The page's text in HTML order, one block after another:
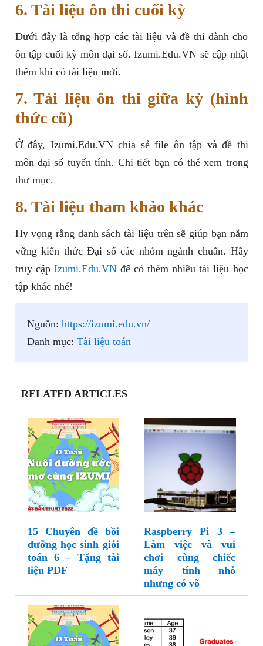
6. Tài liệu ôn thi cuối kỳ
Dưới đây là tổng hợp các tài liệu và đề thi dành cho
ôn tập cuối kỳ môn đại số. Izumi.Edu.VN sẽ cập nhật
thêm khi có tài liệu mới.
7. Tài liệu ôn thi giữa kỳ (hình
thức cũ)
Ở đây, Izumi.Edu.VN chia sẻ file ôn tập và đề thi
môn đại số tuyến tính. Chi tiết bạn có thể xem trong
thư mục.
8. Tài liệu tham khảo khác
Hy vọng rằng danh sách tài liệu trên sẽ giúp bạn nắm
vững kiến thức Đại số các nhóm ngành chuẩn. Hãy
truy cập Izumi.Edu.VNđể có thêm nhiều tài liệu học
tập khác nhé!
Nguồn: https://izumi.edu.vn/
Danh mục: Tài liệu toán
RELATED ARTICLES
15 Chuyên đề bồi
dưỡng học sinh giỏi
toán 6 – Tặng tài
liệu PDF
Raspberry Pi 3 –
Làm việc và vui
chơi cùng chiếc
máy tính nhỏ
nhưng có võ